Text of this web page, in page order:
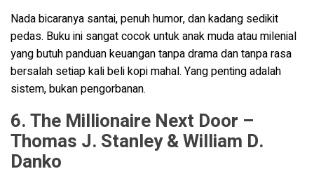
Nada bicaranya santai, penuh humor, dan kadang sedikit
pedas. Buku ini sangat cocok untuk anak muda atau milenial
yang butuh panduan keuangan tanpa drama dan tanpa rasa
bersalah setiap kali beli kopi mahal. Yang penting adalah
sistem, bukan pengorbanan.
6. The Millionaire Next Door –
Thomas J. Stanley & William D.
Danko